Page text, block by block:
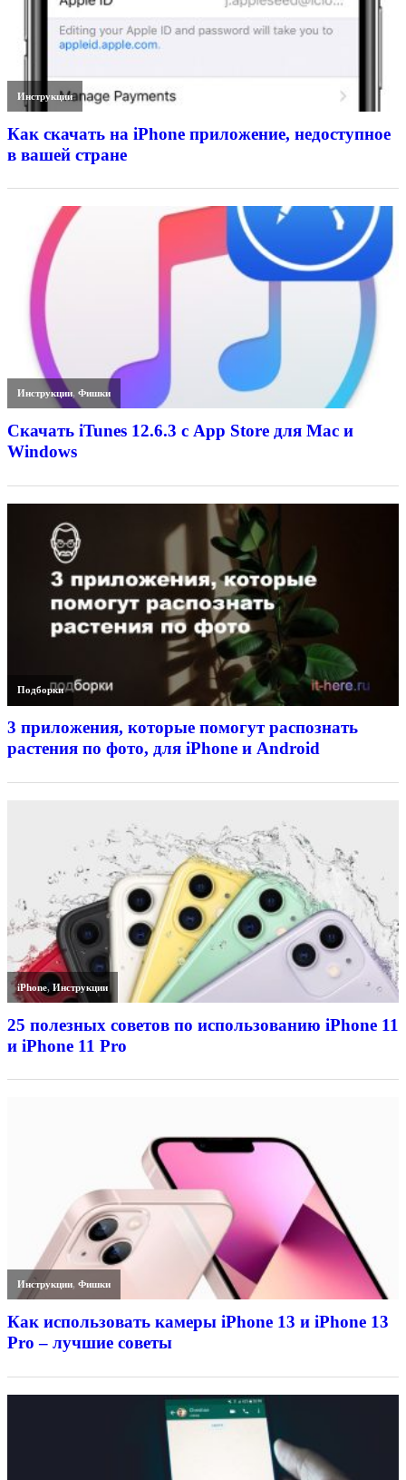
Инструкции
Как скачать на iPhone приложение, недоступное
в вашей стране
Инструкции,Фишки
Скачать iTunes 12.6.3 с App Store для Mac и
Windows
Подборки
3 приложения, которые помогут распознать
растения по фото, для iPhone и Android
iPhone,Инструкции
25 полезных советов по использованию iPhone 11
и iPhone 11 Pro
Инструкции,Фишки
Как использовать камеры iPhone 13 и iPhone 13
Pro – лучшие советы